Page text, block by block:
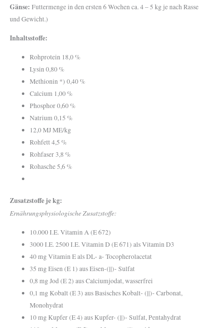
Gänse: Futtermenge in den ersten 6 Wochen ca. 4 – 5 kg je nach Rasse
und Gewicht.)
Inhaltsstoffe:
Rohprotein 18,0 %
Lysin 0,80 %
Methionin *) 0,40 %
Calcium 1,00 %
Phosphor 0,60 %
Natrium 0,15 %
12,0 MJ ME/kg
Rohfett 4,5 %
Rohfaser 3,8 %
Rohasche 5,6 %
Zusatzstoffe je kg:
Ernährungsphysiologische Zusatzstoffe:
10.000 I.E. Vitamin A (E 672)
3000 I.E. 2500 I.E. Vitamin D (E 671) als Vitamin D3
40 mg Vitamin E als DL- a- Tocopherolacetat
35 mg Eisen (E 1) aus Eisen-(||)- Sulfat
0,8 mg Jod (E 2) aus Calciumjodat, wasserfrei
0,1 mg Kobalt (E 3) aus Basisches Kobalt- (||)- Carbonat,
Monohydrat
10 mg Kupfer (E 4) aus Kupfer- (||)- Sulfat, Pentahydrat